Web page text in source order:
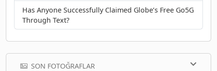
Has Anyone Successfully Claimed Globe’s Free Go5G
Through Text?
SON FOTOĞRAFLAR